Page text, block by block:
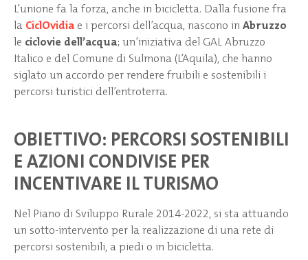
L’unione fa la forza, anche in bicicletta. Dalla fusione fra
la CiclOvidia e i percorsi dell’acqua, nascono in Abruzzo
le ciclovie dell’acqua; un’iniziativa del GAL Abruzzo
Italico e del Comune di Sulmona (L’Aquila), che hanno
siglato un accordo per rendere fruibili e sostenibili i
percorsi turistici dell’entroterra.
OBIETTIVO: PERCORSI SOSTENIBILI
E AZIONI CONDIVISE PER
INCENTIVARE IL TURISMO
Nel Piano di Sviluppo Rurale 2014-2022, si sta attuando
un sotto-intervento per la realizzazione di una rete di
percorsi sostenibili, a piedi o in bicicletta.